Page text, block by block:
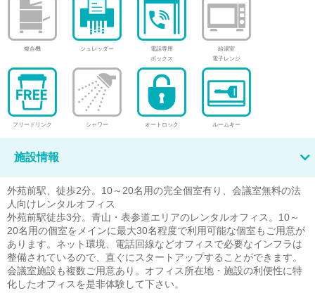
複合機 シュレッダー
電話専用
ボックス
給湯室
電子レンジ
フリードリンク シャワー オートロック ルームキー
施設情報
外苑前駅、徒歩2分。10～20名用の完全個室有り、会議室無料の法
人向けレンタルオフィス
外苑前駅徒歩3分。青山・表参道エリアのレンタルオフィス。10～
20名用の個室をメインに最大30名程度で利用可能な個室もご用意が
あります。ネット環境、電話回線などオフィスで必要なインフラは
整備されているので、直ぐにスタートアップすることができます。
会議室施設も複数ご用意あり。オフィス所在地・施設の利便性に特
化したオフィスを是非体験して下さい。